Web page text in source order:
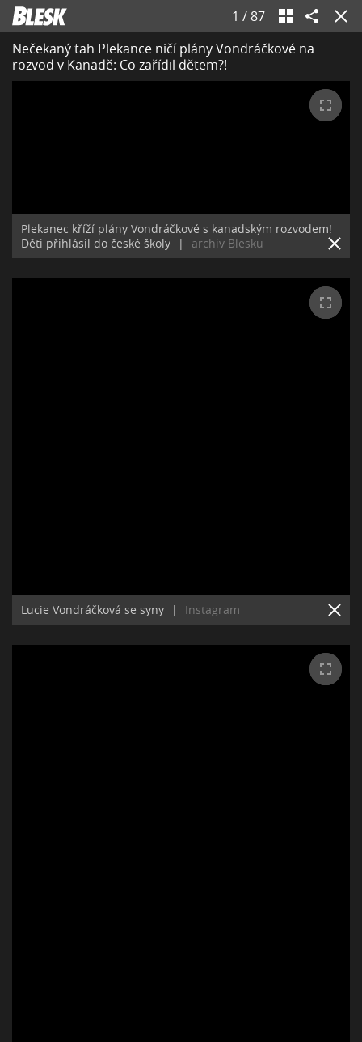
1 / 87
Nečekaný tah Plekance ničí plány Vondráčkové na
rozvod v Kanadě: Co zařídil dětem?!
Plekanec kříží plány Vondráčkové s kanadským rozvodem!
Děti přihlásil do české školy
| archiv Blesku
Lucie Vondráčková se syny | Instagram